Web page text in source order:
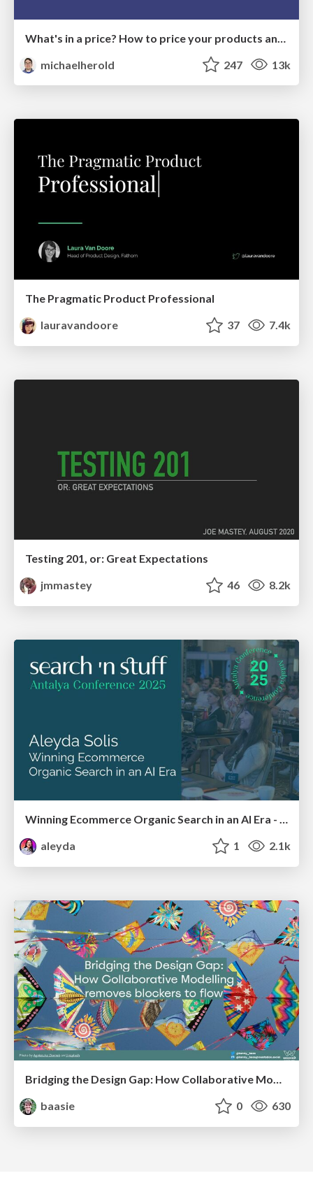
michaelherold
247 13k
The Pragmatic Product Professional
lauravandoore
37 7.4k
Testing 201, or: Great Expectations
jmmastey
46 8.2k
aleyda
1 2.1k
Bridging the Design Gap: How Collaborative Modelling removes blockers to flow between stakeholders and teams @FastFlow conf
baasie
0 630